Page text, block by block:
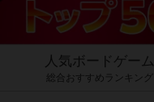
人気ボードゲーム
総合おすすめランキング